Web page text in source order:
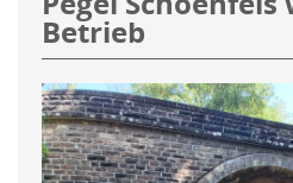
Betrieb